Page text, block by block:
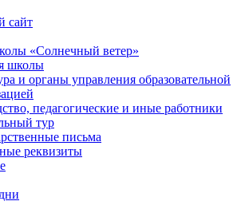
сайт
«Солнечный ветер»
школы
и органы управления образовательной
педагогические и иные работники
тур
письма
реквизиты